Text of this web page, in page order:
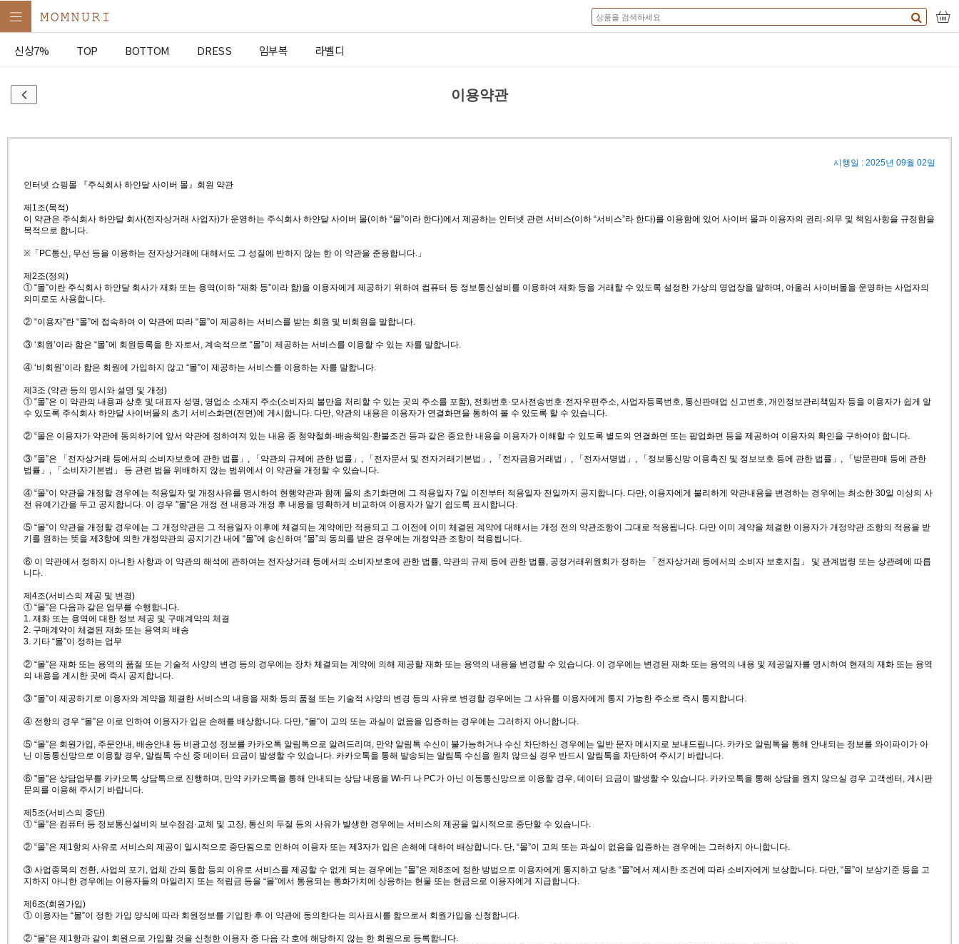
신상7% TOP BOTTOM DRESS 임부복 라벨디
이용약관
시행일 : 2025년 09월 02일
인터넷 쇼핑몰 『주식회사 하얀달 사이버 몰』회원 약관
제1조(목적)
이 약관은 주식회사 하얀달 회사(전자상거래 사업자)가 운영하는 주식회사 하얀달 사이버 몰(이하 “몰”이라 한다)에서 제공하는 인터넷 관련 서비스(이하 “서비스”라 한다)를 이용함에 있어 사이버 몰과 이용자의 권리·의무 및 책임사항을 규정함을
목적으로 합니다.
※「PC통신, 무선 등을 이용하는 전자상거래에 대해서도 그 성질에 반하지 않는 한 이 약관을 준용합니다.」
제2조(정의)
① “몰”이란 주식회사 하얀달 회사가 재화 또는 용역(이하 “재화 등”이라 함)을 이용자에게 제공하기 위하여 컴퓨터 등 정보통신설비를 이용하여 재화 등을 거래할 수 있도록 설정한 가상의 영업장을 말하며, 아울러 사이버몰을 운영하는 사업자의
의미로도 사용합니다.
② “이용자”란 “몰”에 접속하여 이 약관에 따라 “몰”이 제공하는 서비스를 받는 회원 및 비회원을 말합니다.
③ ‘회원’이라 함은 “몰”에 회원등록을 한 자로서, 계속적으로 “몰”이 제공하는 서비스를 이용할 수 있는 자를 말합니다.
④ ‘비회원’이라 함은 회원에 가입하지 않고 “몰”이 제공하는 서비스를 이용하는 자를 말합니다.
제3조 (약관 등의 명시와 설명 및 개정)
① “몰”은 이 약관의 내용과 상호 및 대표자 성명, 영업소 소재지 주소(소비자의 불만을 처리할 수 있는 곳의 주소를 포함), 전화번호·모사전송번호·전자우편주소, 사업자등록번호, 통신판매업 신고번호, 개인정보관리책임자 등을 이용자가 쉽게 알
수 있도록 주식회사 하얀달 사이버몰의 초기 서비스화면(전면)에 게시합니다. 다만, 약관의 내용은 이용자가 연결화면을 통하여 볼 수 있도록 할 수 있습니다.
② “몰은 이용자가 약관에 동의하기에 앞서 약관에 정하여져 있는 내용 중 청약철회·배송책임·환불조건 등과 같은 중요한 내용을 이용자가 이해할 수 있도록 별도의 연결화면 또는 팝업화면 등을 제공하여 이용자의 확인을 구하여야 합니다.
③ “몰”은 「전자상거래 등에서의 소비자보호에 관한 법률」, 「약관의 규제에 관한 법률」, 「전자문서 및 전자거래기본법」, 「전자금융거래법」, 「전자서명법」, 「정보통신망 이용촉진 및 정보보호 등에 관한 법률」, 「방문판매 등에 관한
법률」, 「소비자기본법」 등 관련 법을 위배하지 않는 범위에서 이 약관을 개정할 수 있습니다.
④ “몰”이 약관을 개정할 경우에는 적용일자 및 개정사유를 명시하여 현행약관과 함께 몰의 초기화면에 그 적용일자 7일 이전부터 적용일자 전일까지 공지합니다. 다만, 이용자에게 불리하게 약관내용을 변경하는 경우에는 최소한 30일 이상의 사
전 유예기간을 두고 공지합니다. 이 경우 "몰“은 개정 전 내용과 개정 후 내용을 명확하게 비교하여 이용자가 알기 쉽도록 표시합니다.
⑤ “몰”이 약관을 개정할 경우에는 그 개정약관은 그 적용일자 이후에 체결되는 계약에만 적용되고 그 이전에 이미 체결된 계약에 대해서는 개정 전의 약관조항이 그대로 적용됩니다. 다만 이미 계약을 체결한 이용자가 개정약관 조항의 적용을 받
기를 원하는 뜻을 제3항에 의한 개정약관의 공지기간 내에 “몰”에 송신하여 “몰”의 동의를 받은 경우에는 개정약관 조항이 적용됩니다.
⑥ 이 약관에서 정하지 아니한 사항과 이 약관의 해석에 관하여는 전자상거래 등에서의 소비자보호에 관한 법률, 약관의 규제 등에 관한 법률, 공정거래위원회가 정하는 「전자상거래 등에서의 소비자 보호지침」 및 관계법령 또는 상관례에 따릅
니다.
제4조(서비스의 제공 및 변경)
① “몰”은 다음과 같은 업무를 수행합니다.
1. 재화 또는 용역에 대한 정보 제공 및 구매계약의 체결
2. 구매계약이 체결된 재화 또는 용역의 배송
3. 기타 “몰”이 정하는 업무
② “몰”은 재화 또는 용역의 품절 또는 기술적 사양의 변경 등의 경우에는 장차 체결되는 계약에 의해 제공할 재화 또는 용역의 내용을 변경할 수 있습니다. 이 경우에는 변경된 재화 또는 용역의 내용 및 제공일자를 명시하여 현재의 재화 또는 용역
의 내용을 게시한 곳에 즉시 공지합니다.
③ “몰”이 제공하기로 이용자와 계약을 체결한 서비스의 내용을 재화 등의 품절 또는 기술적 사양의 변경 등의 사유로 변경할 경우에는 그 사유를 이용자에게 통지 가능한 주소로 즉시 통지합니다.
④ 전항의 경우 “몰”은 이로 인하여 이용자가 입은 손해를 배상합니다. 다만, “몰”이 고의 또는 과실이 없음을 입증하는 경우에는 그러하지 아니합니다.
⑤ “몰”은 회원가입, 주문안내, 배송안내 등 비광고성 정보를 카카오톡 알림톡으로 알려드리며, 만약 알림톡 수신이 불가능하거나 수신 차단하신 경우에는 일반 문자 메시지로 보내드립니다. 카카오 알림톡을 통해 안내되는 정보를 와이파이가 아
닌 이동통신망으로 이용할 경우, 알림톡 수신 중 데이터 요금이 발생할 수 있습니다. 카카오톡을 통해 발송되는 알림톡 수신을 원치 않으실 경우 반드시 알림톡을 차단하여 주시기 바랍니다.
⑥ "몰"은 상담업무를 카카오톡 상담톡으로 진행하며, 만약 카카오톡을 통해 안내되는 상담 내용을 Wi-Fi 나 PC가 아닌 이동통신망으로 이용할 경우, 데이터 요금이 발생할 수 있습니다. 카카오톡을 통해 상담을 원치 않으실 경우 고객센터, 게시판
문의를 이용해 주시기 바랍니다.
제5조(서비스의 중단)
① “몰”은 컴퓨터 등 정보통신설비의 보수점검·교체 및 고장, 통신의 두절 등의 사유가 발생한 경우에는 서비스의 제공을 일시적으로 중단할 수 있습니다.
② “몰”은 제1항의 사유로 서비스의 제공이 일시적으로 중단됨으로 인하여 이용자 또는 제3자가 입은 손해에 대하여 배상합니다. 단, “몰”이 고의 또는 과실이 없음을 입증하는 경우에는 그러하지 아니합니다.
③ 사업종목의 전환, 사업의 포기, 업체 간의 통합 등의 이유로 서비스를 제공할 수 없게 되는 경우에는 “몰”은 제8조에 정한 방법으로 이용자에게 통지하고 당초 “몰”에서 제시한 조건에 따라 소비자에게 보상합니다. 다만, “몰”이 보상기준 등을 고
지하지 아니한 경우에는 이용자들의 마일리지 또는 적립금 등을 “몰”에서 통용되는 통화가치에 상응하는 현물 또는 현금으로 이용자에게 지급합니다.
제6조(회원가입)
① 이용자는 “몰”이 정한 가입 양식에 따라 회원정보를 기입한 후 이 약관에 동의한다는 의사표시를 함으로서 회원가입을 신청합니다.
② “몰”은 제1항과 같이 회원으로 가입할 것을 신청한 이용자 중 다음 각 호에 해당하지 않는 한 회원으로 등록합니다.